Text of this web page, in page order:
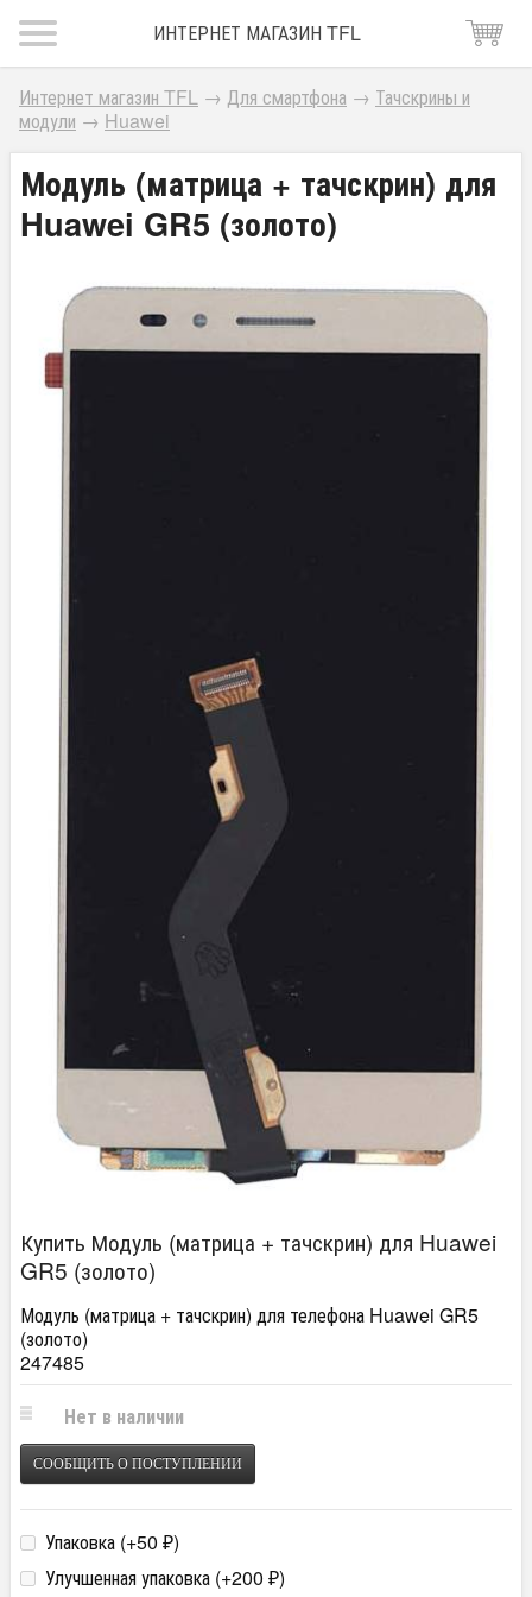
ИНТЕРНЕТ МАГАЗИН TFL
Интернет магазин TFL → Для смартфона → Тачскрины и
модули → Huawei
Модуль (матрица + тачскрин) для
Huawei GR5 (золото)
Купить Модуль (матрица + тачскрин) для Huawei
GR5 (золото)
Модуль (матрица + тачскрин) для телефона Huawei GR5
(золото)
247485
Нет в наличии
СООБЩИТЬ О ПОСТУПЛЕНИИ
Упаковка (+50 ₽)
Улучшенная упаковка (+200 ₽)